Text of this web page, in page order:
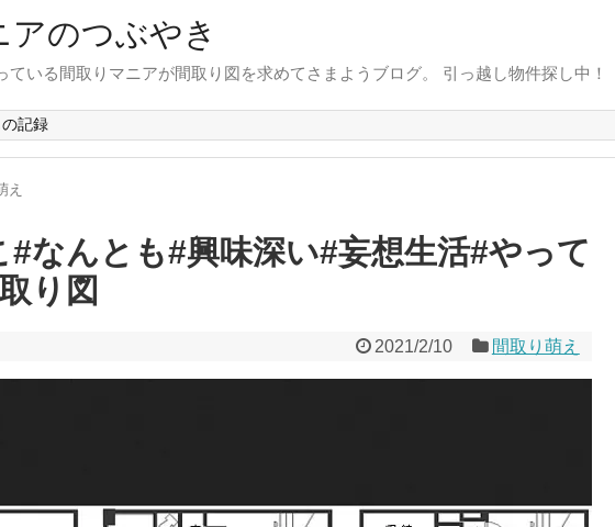
アのつぶやき
ている間取りマニアが間取り図を求めてさまようブログ。 引っ越し物件探し中！
記録
え
︎#なんとも#興味深い#妄想生活#やって
り図
2021/2/10 間取り萌え